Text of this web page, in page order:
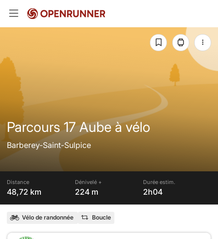
Parcours 17 Aube à vélo
Barberey-Saint-Sulpice
Distance
48,72 km
Dénivelé +
224 m
Durée estim.
2h04
Vélo de randonnée Boucle